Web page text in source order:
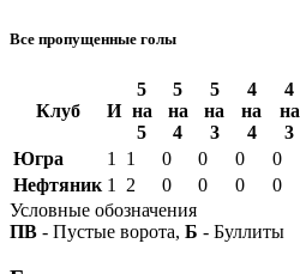
Все пропущенные голы
Клуб И
5
на
5
5
на
4
5
на
3
4
на
4
4
на
3
Югра 1 1 0 0 0 0
Нефтяник 1 2 0 0 0 0
Условные обозначения
ПВ - Пустые ворота, Б - Буллиты